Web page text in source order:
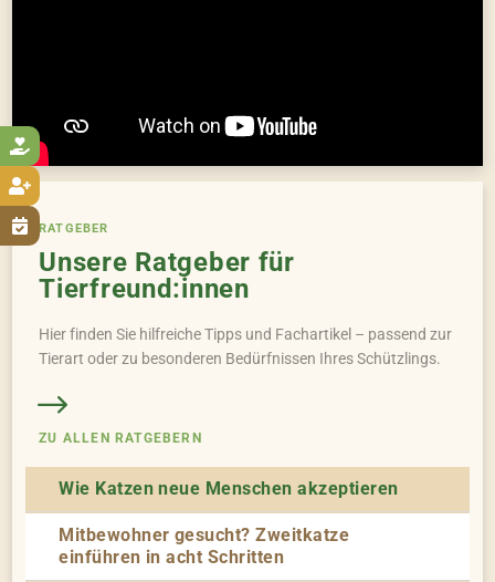


 RATGEBER
Unsere Ratgeber für
Tierfreund:innen
Hier finden Sie hilfreiche Tipps und Fachartikel – passend zur
Tierart oder zu besonderen Bedürfnissen Ihres Schützlings.
ZU ALLEN RATGEBERN
Wie Katzen neue Menschen akzeptieren
Mitbewohner gesucht? Zweitkatze
einführen in acht Schritten